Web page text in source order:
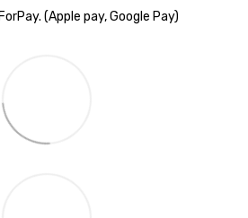
(Apple pay, Google Pay)